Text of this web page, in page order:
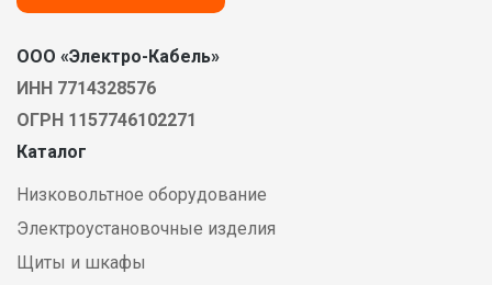
ООО «Электро-Кабель»
ИНН 7714328576
ОГРН 1157746102271
Каталог
Низковольтное оборудование
Электроустановочные изделия
Щиты и шкафы